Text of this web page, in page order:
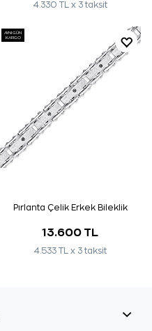
4.330 TL x 3 taksit
AYNI GÜN
KARGO
Pırlanta Çelik Erkek Bileklik
13.600 TL
4.533 TL x 3 taksit